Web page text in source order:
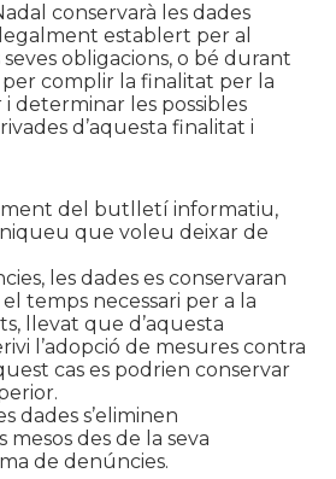
conservarà les dades
establert per al
obligacions, o bé durant
complir la finalitat per la
determinar les possibles
d’aquesta finalitat i
del butlletí informatiu,
que voleu deixar de
les dades es conservaran
temps necessari per a la
llevat que d’aquesta
l’adopció de mesures contra
cas es podrien conservar
dades s’eliminen
des de la seva
de denúncies.